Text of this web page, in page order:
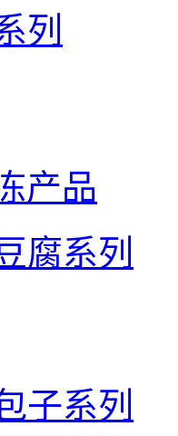
列
产品
腐系列
子系列